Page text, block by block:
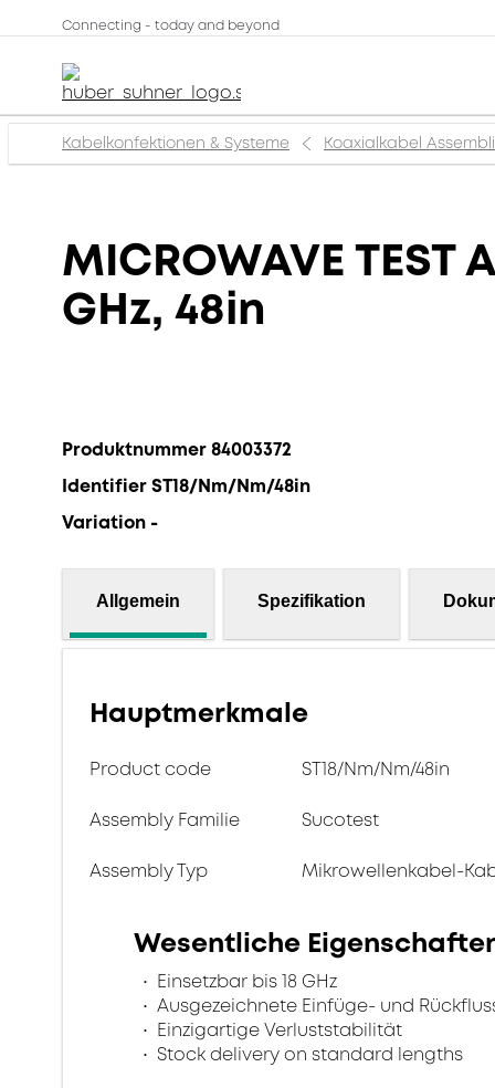
Connecting - today and beyond
Kabelkonfektionen & Systeme Koaxialkabel
MICROWAVE TEST
GHz, 48in
Produktnummer 84003372
Identifier ST18/Nm/Nm/48in
Variation -
Allgemein Spezifikation
Hauptmerkmale
Product code ST18/Nm/Nm/48in
Assembly Familie Sucotest
Assembly Typ Mikrowellenkabel-
Wesentliche
Einsetzbar bis 18 GHz
Ausgezeichnete Einfüge- und
Einzigartige Verluststabilität
Stock delivery on standard lengths